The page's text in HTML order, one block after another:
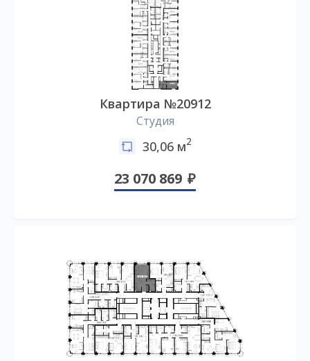
Квартира №20912
Студия
30,06 м2
23 070 869